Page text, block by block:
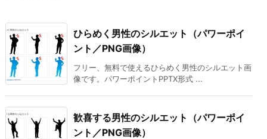
ひらめく男性のシルエット（パワーポイ
ント／PNG画像）
フリー、無料で使えるひらめく男性のシルエット画
像です。パワーポイントPPTX形式 ...
歓喜する男性のシルエット（パワーポイ
ント／PNG画像）